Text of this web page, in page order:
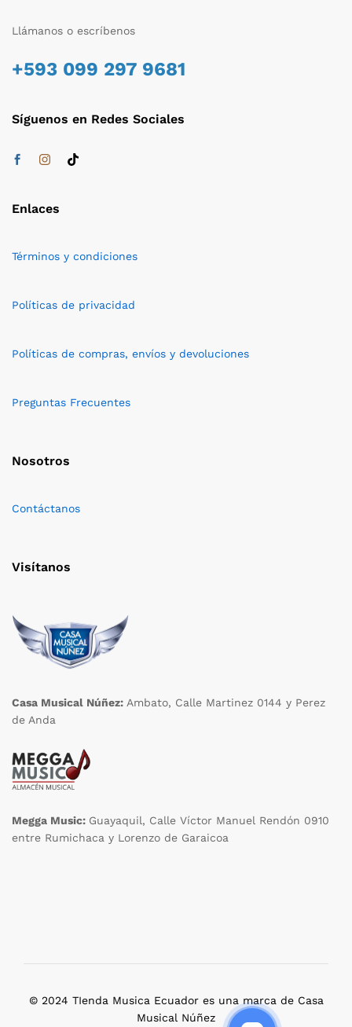
Llámanos o escríbenos
+593 099 297 9681
Síguenos en Redes Sociales
Enlaces
Términos y condiciones
Políticas de privacidad
Políticas de compras, envíos y devoluciones
Preguntas Frecuentes
Nosotros
Contáctanos
Visítanos
Casa Musical Núñez: Ambato, Calle Martinez 0144 y Perez
de Anda
Megga Music: Guayaquil, Calle Víctor Manuel Rendón 0910
entre Rumichaca y Lorenzo de Garaicoa
© 2024 TIenda Musica Ecuador es una marca de Casa
Musical Núñez